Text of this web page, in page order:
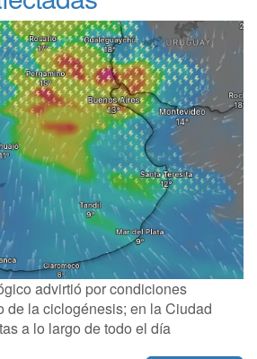
advirtió por condiciones
de la ciclogénesis; en la Ciudad
a lo largo de todo el día